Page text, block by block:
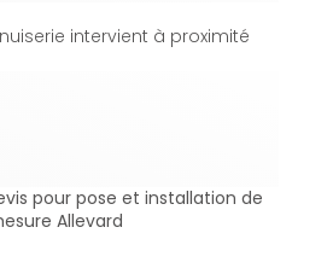
intervient à proximité
pour pose et installation de
Allevard